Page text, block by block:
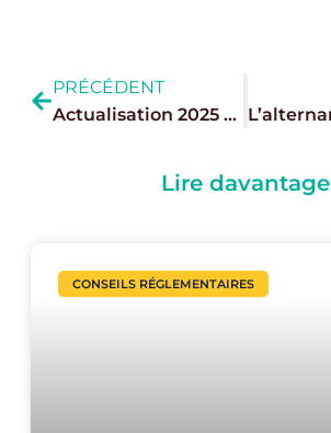
PRÉCÉDENT
Actualisation 2025 de la liste des métiers en tension : une reconnaissance importante pour l’hôtellerie-restauration
Lire davantage
CONSEILS RÉGLEMENTAIRES